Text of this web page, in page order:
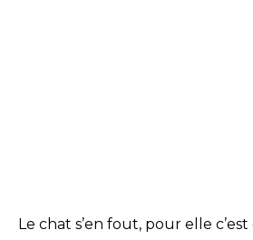
Le chat s’en fout, pour elle